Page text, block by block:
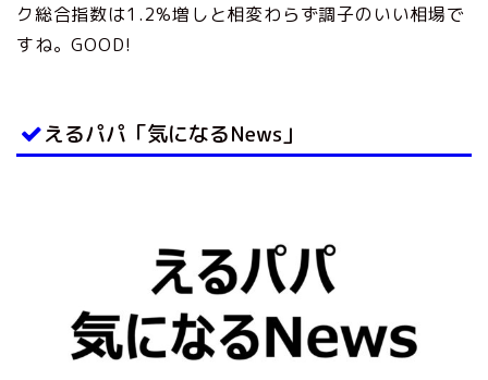
ク総合指数は1.2%増しと相変わらず調子のいい相場で
すね。GOOD!
えるパパ「気になるNews」